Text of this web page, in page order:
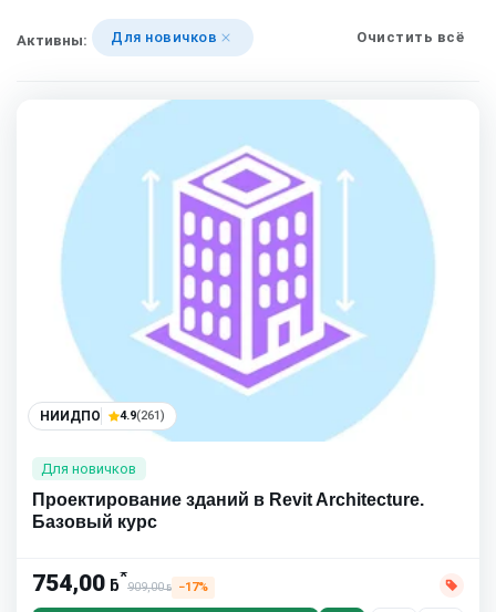
Активны: Для новичков Очистить всё
НИИДПО 4.9(261)
Для новичков
Проектирование зданий в Revit Architecture.
Базовый курс
754,00 ƃ*
909,00ƃ −17%